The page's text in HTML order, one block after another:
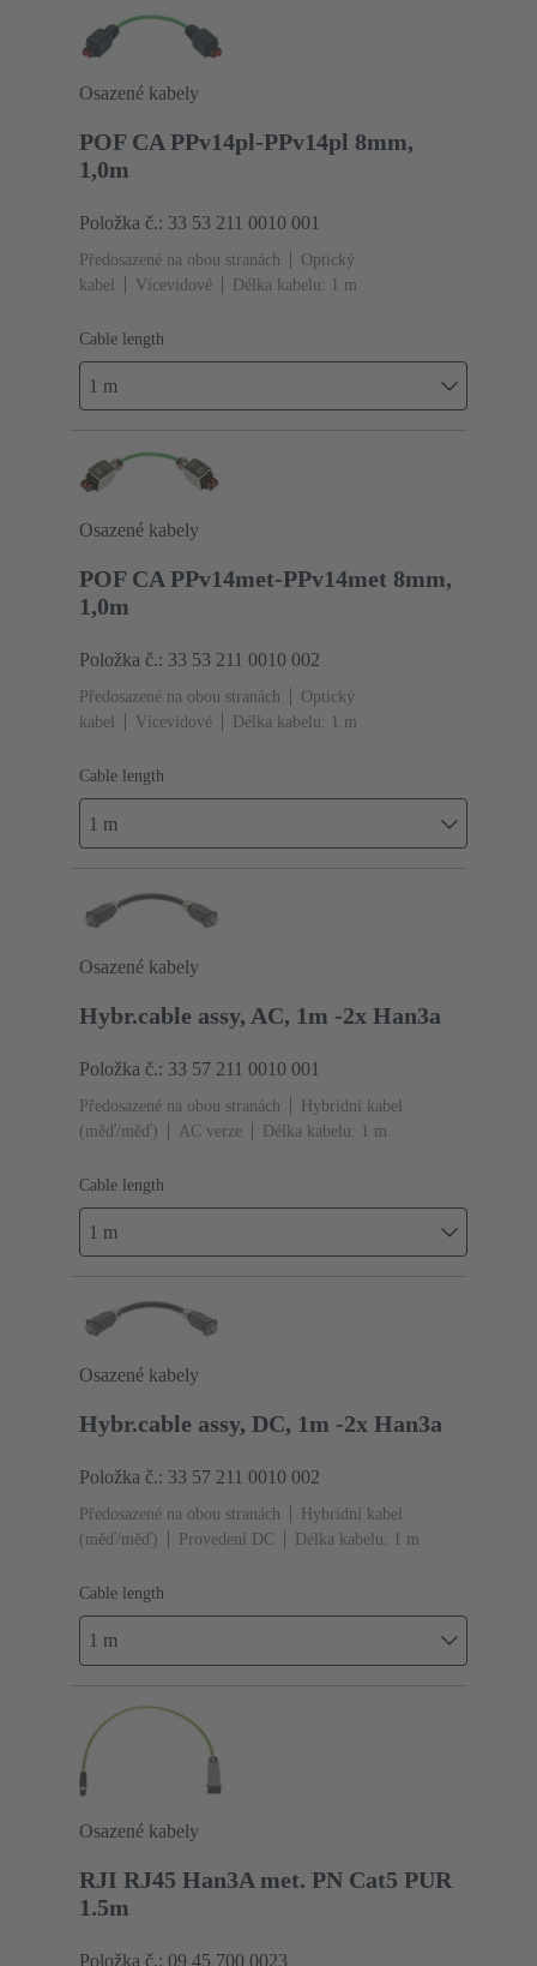
Osazené kabely
POF CA PPv14pl-PPv14pl 8mm,
1,0m
Položka č.: 33 53 211 0010 001
Předosazené na obou stranách
Optický
kabel
Vícevidové Délka kabelu: 1 m
Cable length
1 m
Osazené kabely
POF CA PPv14met-PPv14met 8mm,
1,0m
Položka č.: 33 53 211 0010 002
Předosazené na obou stranách
Optický
kabel
Vícevidové Délka kabelu: 1 m
Cable length
1 m
Osazené kabely
Hybr.cable assy, AC, 1m -2x Han3a
Položka č.: 33 57 211 0010 001
Předosazené na obou stranách
Hybridní kabel
(měď/měď)
AC verze Délka kabelu: 1 m
Cable length
1 m
Osazené kabely
Hybr.cable assy, DC, 1m -2x Han3a
Položka č.: 33 57 211 0010 002
Předosazené na obou stranách
Hybridní kabel
(měď/měď)
Provedení DC Délka kabelu: 1 m
Cable length
1 m
Osazené kabely
RJI RJ45 Han3A met. PN Cat5 PUR
1.5m
Položka č.: 09 45 700 0023